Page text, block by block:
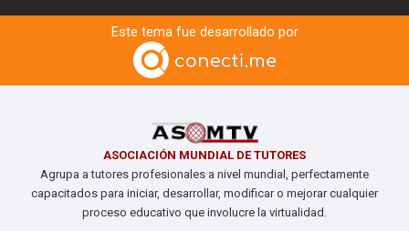
Este tema fue desarrollado por
ASOCIACIÓN MUNDIAL DE TUTORES
Agrupa a tutores profesionales a nivel mundial, perfectamente
capacitados para iniciar, desarrollar, modificar o mejorar cualquier
proceso educativo que involucre la virtualidad.